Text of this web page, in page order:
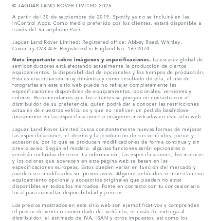
© JAGUAR LAND ROVER LIMITED 2026
A partir del 30 de septiembre de 2019, Spotify ya no se incluirá en las
InControl Apps. Como medio preferido por los clientes, estará disponible a
través del Smartphone Pack.
Jaguar Land Rover Limited: Registered office: Abbey Road, Whitley,
Coventry CV3 4LF. Registered in England No: 1672070
Nota importante sobre imágenes y especificaciones. La escasez global de
semiconductores está afectando actualmente la producción de ciertos
equipamientos, la disponibilidad de opcionales y los tiempos de producción.
Esta es una situación muy dinámica y como resultado de ella, el uso de
fotografías en este sitio web puede no reflejar completamente las
especificaciones disponibles de equipamientos, opcionales, versiones y
colores. Recomendamos que los clientes se pongan en contacto con el
distribuidor de su preferencia, quien podrá dar a conocer las restricciones
actuales de nuestros vehículos y que no realicen un pedido basándose
únicamente en las especificaciones e imágenes mostradas en este sitio web.
Jaguar Land Rover Limited busca constantemente nuevas formas de mejorar
las especificaciones, el diseño y la producción de sus vehículos, piezas y
accesorios, por lo que se producen modificaciones de forma continua y sin
previo aviso. Según el modelo, algunas funciones serán opcionales o
vendrán incluidas de serie. La información, las especificaciones, los motores
y los colores que aparecen en esta página web se basan en las
especificaciones europeas. Estos pueden variar en función del mercado y
pueden ser modificados sin previo aviso. Algunos vehículos se muestran con
equipamiento opcional y accesorios originales que pueden no estar
disponibles en todos los mercados. Ponte en contacto con tu concesionario
local para consultar disponibilidad y precios.
Los precios mostrados en este sitio web son ejemplificativos y comprenden
el precio de venta recomendado del vehículo, el costo de entrega al
distribuidor, el estimado de IVA, ISAN y otros impuestos, así como los